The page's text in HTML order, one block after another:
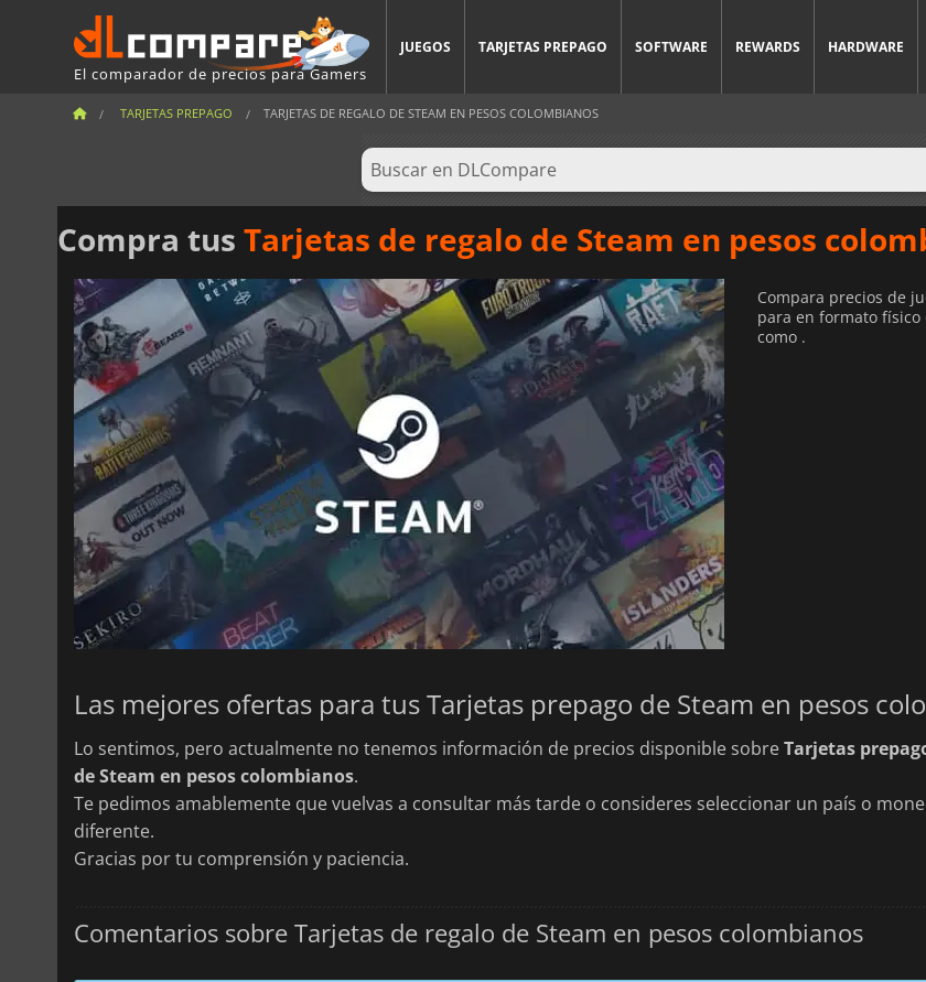
El comparador de precios para Gamers
JUEGOS TARJETAS PREPAGO SOFTWARE REWARDS HARDWARE
TARJETAS PREPAGO TARJETAS DE REGALO DE STEAM EN PESOS COLOMBIANOS
Compra tus Tarjetas de regalo de Steam en pesos
Compara precios de
para en formato físico
como .
Lo sentimos, pero actualmente no tenemos información de precios disponible sobreTarjetas
de Steam en pesos colombianos.
Te pedimos amablemente que vuelvas a consultar más tarde o consideres seleccionar un país o
diferente.
Gracias por tu comprensión y paciencia.
Comentarios sobre Tarjetas de regalo de Steam en pesos colombianos